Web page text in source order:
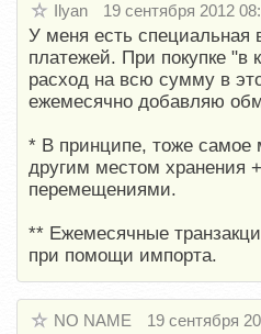
Ilyan 19 сентября 2012
У меня есть
платежей. При покупке "в
расход на всю сумму в
ежемесячно добавляю
* В принципе, тоже самое
другим местом хранения
перемещениями.
** Ежемесячные
при помощи импорта.
NO NAME 19 сентября